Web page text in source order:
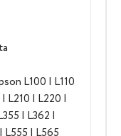
L100 | L110
L210 | L220 |
| L362 |